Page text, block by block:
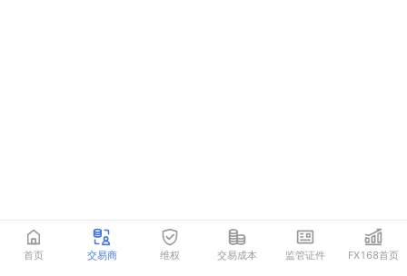
首页 交易商 维权 交易成本 监管证件 FX168首页